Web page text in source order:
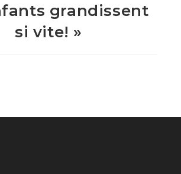
grandissent
si vite! »